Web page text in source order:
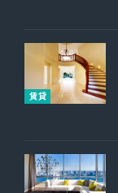
賃貸